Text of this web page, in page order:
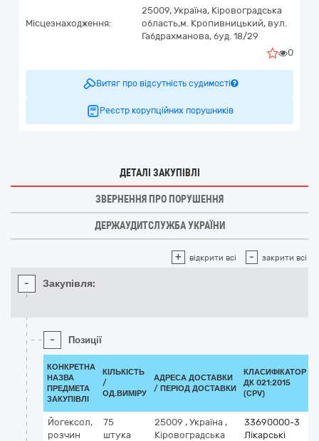
Місцезнаходження:
25009, Україна, Кіровоградська
область,м. Кропивницький, вул.
Габдрахманова, буд. 18/29
0
Витяг про відсутність судимості
Реєстр корупційних порушників
ДЕТАЛІ ЗАКУПІВЛІ
ЗВЕРНЕННЯ ПРО ПОРУШЕННЯ
ДЕРЖАУДИТСЛУЖБА УКРАЇНИ
+ відкрити всі - закрити всі
- Закупівля:
- Позиції
КОНКРЕТНА
НАЗВА
ПРЕДМЕТА
ЗАКУПІВЛІ
КІЛЬКІСТЬ
/
ОД.ВИМІРУ
АДРЕСА ДОСТАВКИ
/ ПЕРІОД ДОСТАВКИ
КЛАСИФІКАТОР
ДК 021:2015
(CPV)
Йогексол,
розчин
75
штука
25009 , Україна ,
Кіровоградська
33690000-3
Лікарські